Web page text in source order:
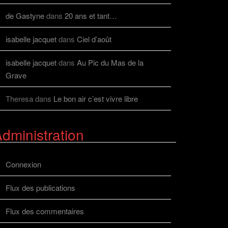
de Gastynedans 20 ans et tant…
isabelle jacquetdans Ciel d’août
isabelle jacquetdans Au Pic du Mas de la
Grave
Theresadans Le bon air c’est vivre libre
Connexion
Flux des publications
Flux des commentaires